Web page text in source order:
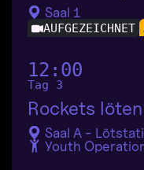
Saal 1
AUFGEZEICHNET
12:00
Tag 3
Rockets löten
Saal A -
Youth